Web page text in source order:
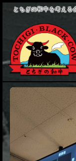
とちぎの和牛を考える